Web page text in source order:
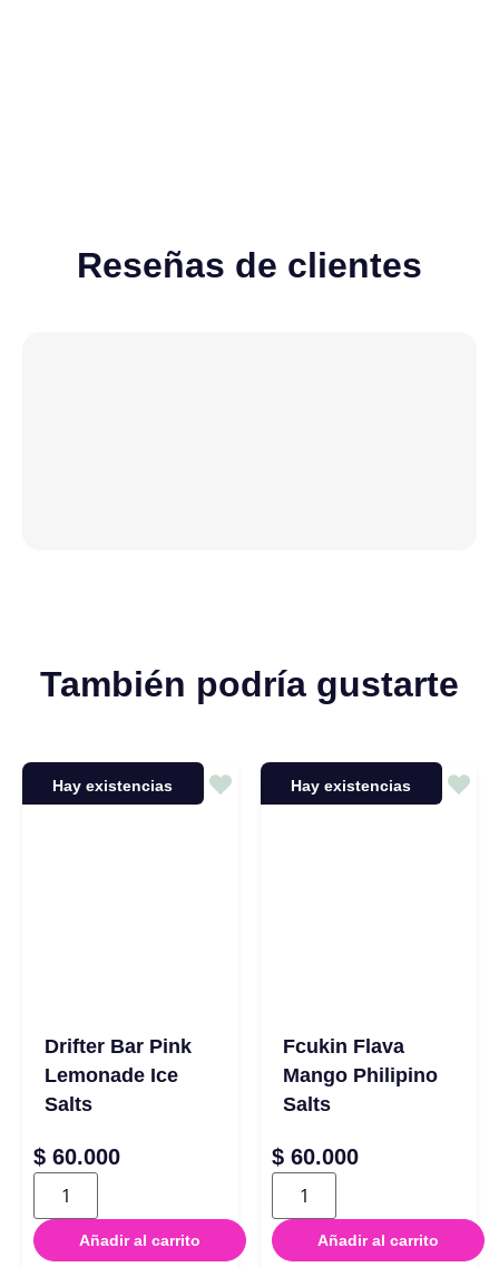
Reseñas de clientes
También podría gustarte
Hay existencias
Drifter Bar Pink
Lemonade Ice
Salts
$ 60.000
Añadir al carrito
Hay existencias
Fcukin Flava
Mango Philipino
Salts
$ 60.000
Añadir al carrito